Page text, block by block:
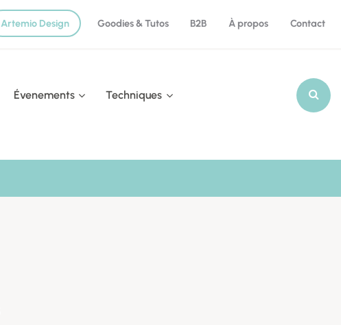
Artemio Design Goodies & Tutos B2B À propos Contact
Évenements Techniques